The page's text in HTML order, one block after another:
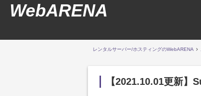
WebARENA
レンタルサーバー/ホスティングのWebARENA
【2021.10.01更新】